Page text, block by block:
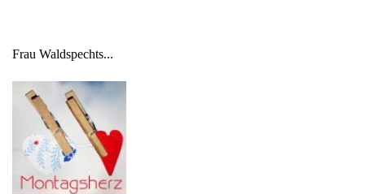
Frau Waldspechts...